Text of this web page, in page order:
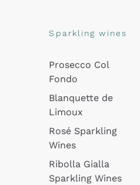
Sparkling wines
Prosecco Col
Fondo
Blanquette de
Limoux
Rosé Sparkling
Wines
Ribolla Gialla
Sparkling Wines